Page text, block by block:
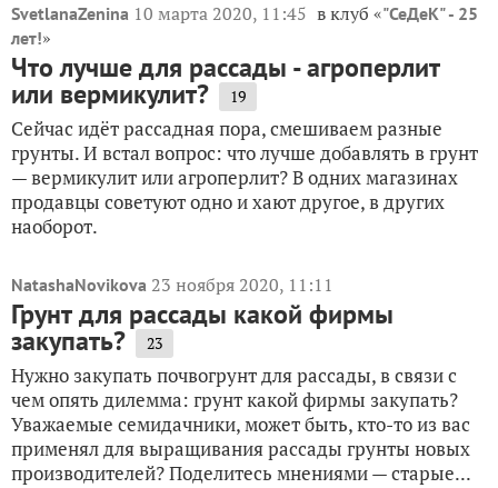
SvetlanaZenina 10 марта 2020, 11:45 в клуб «"СеДеК" - 25
лет!»
Что лучше для рассады - агроперлит
или вермикулит? 19
Сейчас идёт рассадная пора, смешиваем разные
грунты. И встал вопрос: что лучше добавлять в грунт
— вермикулит или агроперлит? В одних магазинах
продавцы советуют одно и хают другое, в других
наоборот.
NatashaNovikova 23 ноября 2020, 11:11
Грунт для рассады какой фирмы
закупать? 23
Нужно закупать почвогрунт для рассады, в связи с
чем опять дилемма: грунт какой фирмы закупать?
Уважаемые семидачники, может быть, кто-то из вас
применял для выращивания рассады грунты новых
производителей? Поделитесь мнениями — старые...